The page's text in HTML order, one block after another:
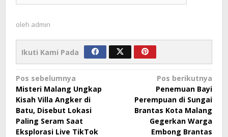
oleh admin
Ikuti Kami Pada
Navigasi
pos
Pos sebelumnya
Misteri Malang Ungkap
Kisah Villa Angker di
Batu, Disebut Lokasi
Paling Seram Saat
Eksplorasi Live TikTok
Pos berikutnya
Penemuan Bayi
Perempuan di Sungai
Brantas Kota Malang
Gegerkan Warga
Embong Brantas